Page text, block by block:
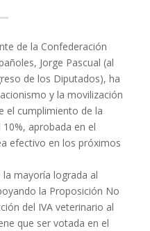
de la Confederación
Jorge Pascual (al
de los Diputados), ha
y la movilización
el cumplimiento de la
aprobada en el
efectivo en los próximos
mayoría lograda al
la Proposición No
del IVA veterinario al
que ser votada en el